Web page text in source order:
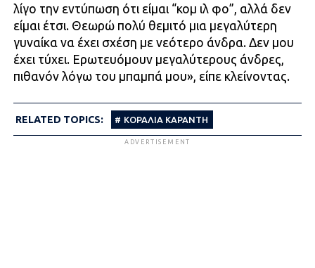
λίγο την εντύπωση ότι είμαι “κομ ιλ φο”, αλλά δεν
είμαι έτσι. Θεωρώ πολύ θεμιτό μια μεγαλύτερη
γυναίκα να έχει σχέση με νεότερο άνδρα. Δεν μου
έχει τύχει. Ερωτευόμουν μεγαλύτερους άνδρες,
πιθανόν λόγω του μπαμπά μου», είπε κλείνοντας.
RELATED TOPICS: ΚΟΡΑΛΙΑ ΚΑΡΑΝΤΗ
ADVERTISEMENT